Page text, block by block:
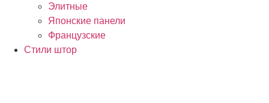
Элитные
Японские панели
Французские
Стили штор